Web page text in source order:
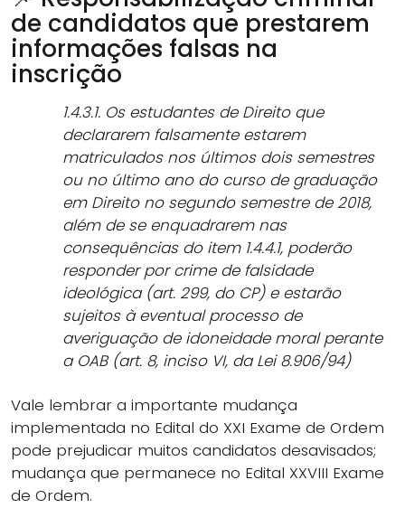
de candidatos que prestarem
informações falsas na
inscrição
1.4.3.1. Os estudantes de Direito que
declararem falsamente estarem
matriculados nos últimos dois semestres
ou no último ano do curso de graduação
em Direito no segundo semestre de 2018,
além de se enquadrarem nas
consequências do item 1.4.4.1, poderão
responder por crime de falsidade
ideológica (art. 299, do CP) e estarão
sujeitos à eventual processo de
averiguação de idoneidade moral perante
a OAB (art. 8, inciso VI, da Lei 8.906/94)
Vale lembrar a importante mudança
implementada no Edital do XXI Exame de Ordem
pode prejudicar muitos candidatos desavisados;
mudança que permanece no Edital XXVIII Exame
de Ordem.